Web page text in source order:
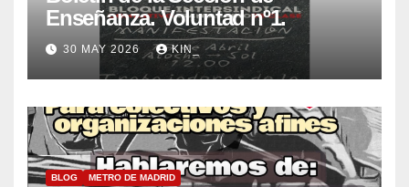
Enseñanza. Voluntad nº1.
30 MAY 2026 KIN_
BLOG METRO DE MADRID